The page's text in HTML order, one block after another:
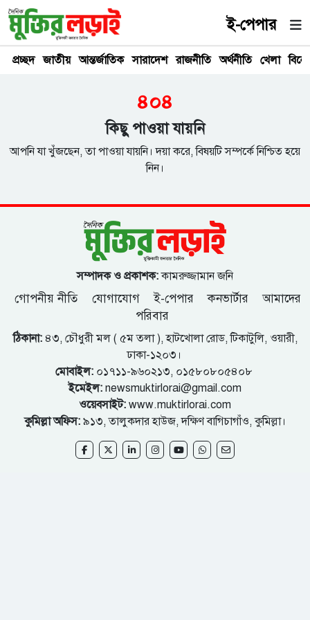
ই-পেপার
প্রচ্ছদ জাতীয় আন্তর্জাতিক সারাদেশ রাজনীতি অর্থনীতি খেলা
৪০৪
কিছু পাওয়া যায়নি
আপনি যা খুঁজছেন, তা পাওয়া যায়নি। দয়া করে, বিষয়টি সম্পর্কে নিশ্চিত হয়ে
নিন।
সম্পাদক ও প্রকাশক:কামরুজ্জামান জনি
গোপনীয় নীতি যোগাযোগ ই-পেপার কনভার্টার
আমাদের
পরিবার
ঠিকানা:৪৩, চৌধুরী মল ( ৫ম তলা ), হাটখোলা রোড, টিকাটুলি, ওয়ারী,
ঢাকা-১২০৩।
মোবাইল:০১৭১১-৯৬০২১৩, ০১৫৮০৮০৫৪০৮
ইমেইল: newsmuktirlorai@gmail.com
ওয়েবসাইট: www.muktirlorai.com
কুমিল্লা অফিস: ৯১৩, তালুকদার হাউজ, দক্ষিণ বাগিচাগাঁও, কুমিল্লা।